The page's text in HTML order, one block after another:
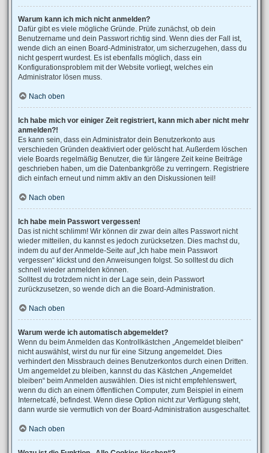
Warum kann ich mich nicht anmelden?
Dafür gibt es viele mögliche Gründe. Prüfe zunächst, ob dein
Benutzername und dein Passwort richtig sind. Wenn dies der Fall ist,
wende dich an einen Board-Administrator, um sicherzugehen, dass du
nicht gesperrt wurdest. Es ist ebenfalls möglich, dass ein
Konfigurationsproblem mit der Website vorliegt, welches ein
Administrator lösen muss.
Nach oben
Ich habe mich vor einiger Zeit registriert, kann mich aber nicht mehr
anmelden?!
Es kann sein, dass ein Administrator dein Benutzerkonto aus
verschieden Gründen deaktiviert oder gelöscht hat. Außerdem löschen
viele Boards regelmäßig Benutzer, die für längere Zeit keine Beiträge
geschrieben haben, um die Datenbankgröße zu verringern. Registriere
dich einfach erneut und nimm aktiv an den Diskussionen teil!
Nach oben
Ich habe mein Passwort vergessen!
Das ist nicht schlimm! Wir können dir zwar dein altes Passwort nicht
wieder mitteilen, du kannst es jedoch zurücksetzen. Dies machst du,
indem du auf der Anmelde-Seite auf „Ich habe mein Passwort
vergessen“ klickst und den Anweisungen folgst. So solltest du dich
schnell wieder anmelden können.
Solltest du trotzdem nicht in der Lage sein, dein Passwort
zurückzusetzen, so wende dich an die Board-Administration.
Nach oben
Warum werde ich automatisch abgemeldet?
Wenn du beim Anmelden das Kontrollkästchen „Angemeldet bleiben“
nicht auswählst, wirst du nur für eine Sitzung angemeldet. Dies
verhindert den Missbrauch deines Benutzerkontos durch einen Dritten.
Um angemeldet zu bleiben, kannst du das Kästchen „Angemeldet
bleiben“ beim Anmelden auswählen. Dies ist nicht empfehlenswert,
wenn du dich an einem öffentlichen Computer, zum Beispiel in einem
Internetcafé, befindest. Wenn diese Option nicht zur Verfügung steht,
dann wurde sie vermutlich von der Board-Administration ausgeschaltet.
Nach oben